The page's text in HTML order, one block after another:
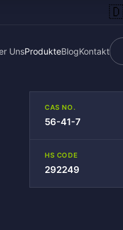
UnsProdukteBlogKontakt
CAS NO.
56-41-7
HS CODE
292249